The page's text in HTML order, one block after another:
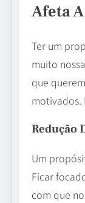
Afeta
Ter um
muito
que
motivados.
Redução
Um
Ficar
com que